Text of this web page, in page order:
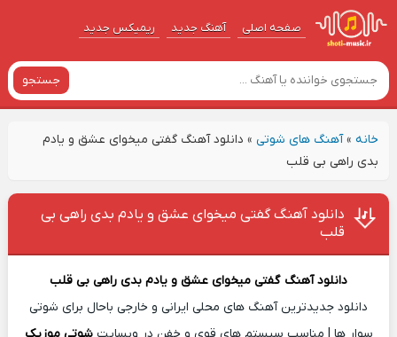
صفحه اصلی آهنگ‌ جدید ریمیکس جدید
جستجو
خانه»آهنگ های شوتی» دانلود آهنگ گفتی میخوای عشق و یادم
بدی راهی بی قلب
دانلود آهنگ گفتی میخوای عشق و یادم بدی راهی بی
قلب
دانلود آهنگ گفتی میخوای عشق و یادم بدی راهی بی قلب
دانلود جدیدترین آهنگ های محلی ایرانی و خارجی باحال برای شوتی
سوار ها | مناسب سیستم های قوی و خفن در وبسایتشوتی موزیک